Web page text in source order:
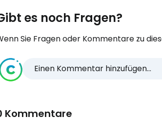
es noch Fragen?
Sie Fragen oder Kommentare zu
Einen Kommentar hinzufügen...
Kommentare